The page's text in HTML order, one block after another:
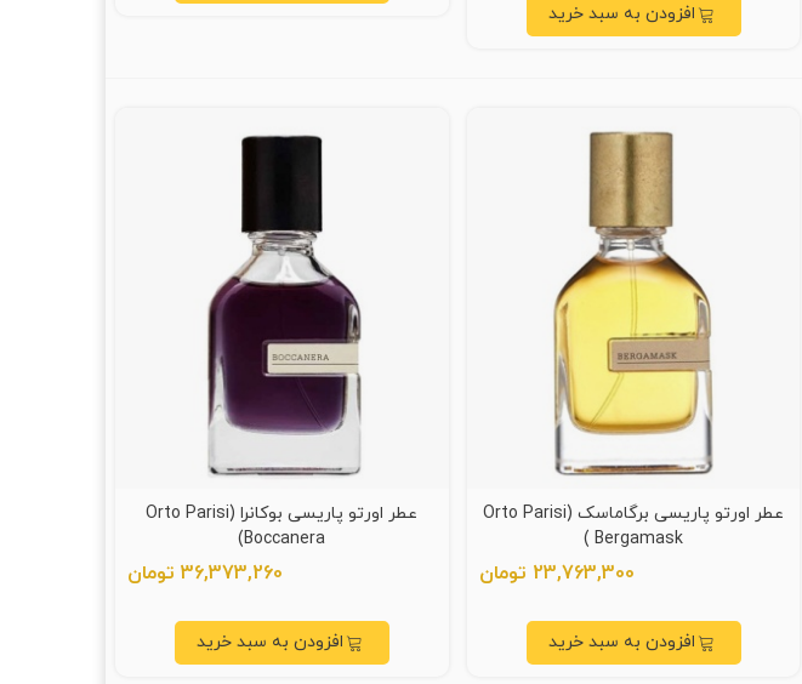
افزودن به سبد خرید
عطر اورتو پاریسی برگاماسک (Orto Parisi
Bergamask )
23,763,300 تومان
افزودن به سبد خرید
عطر اورتو پاریسی بوکانرا (Orto Parisi
Boccanera)
36,373,260 تومان
افزودن به سبد خرید